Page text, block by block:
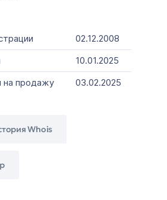
02.12.2008
10.01.2025
на продажу
03.02.2025
Whois